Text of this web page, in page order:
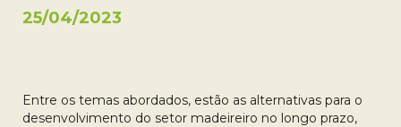
25/04/2023
Entre os temas abordados, estão as alternativas para o
desenvolvimento do setor madeireiro no longo prazo,